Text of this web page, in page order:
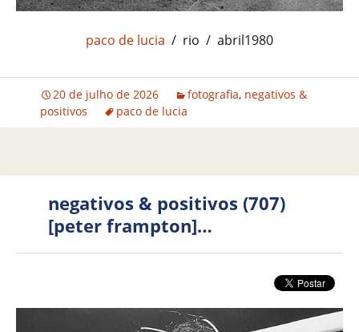
paco de lucia / rio / abril1980
20 de julho de 2026 fotografia, negativos &
positivos
paco de lucia
negativos & positivos (707)
[peter frampton]…